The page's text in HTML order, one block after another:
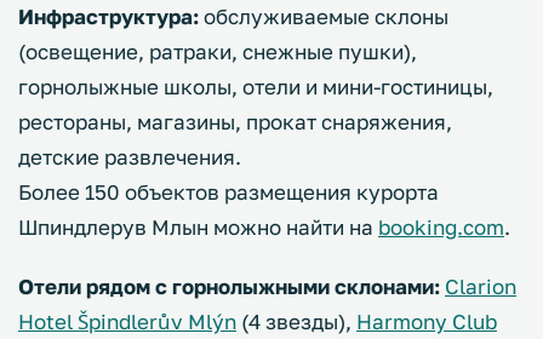
Инфраструктура:обслуживаемые склоны
(освещение, ратраки, снежные пушки),
горнолыжные школы, отели и мини-гостиницы,
рестораны, магазины, прокат снаряжения,
детские развлечения.
Более 150 объектов размещения курорта
Шпиндлерув Млын можно найти на booking.com.
Отели рядом с горнолыжными склонами: Clarion
Hotel Špindlerův Mlýn (4 звезды), Harmony Club